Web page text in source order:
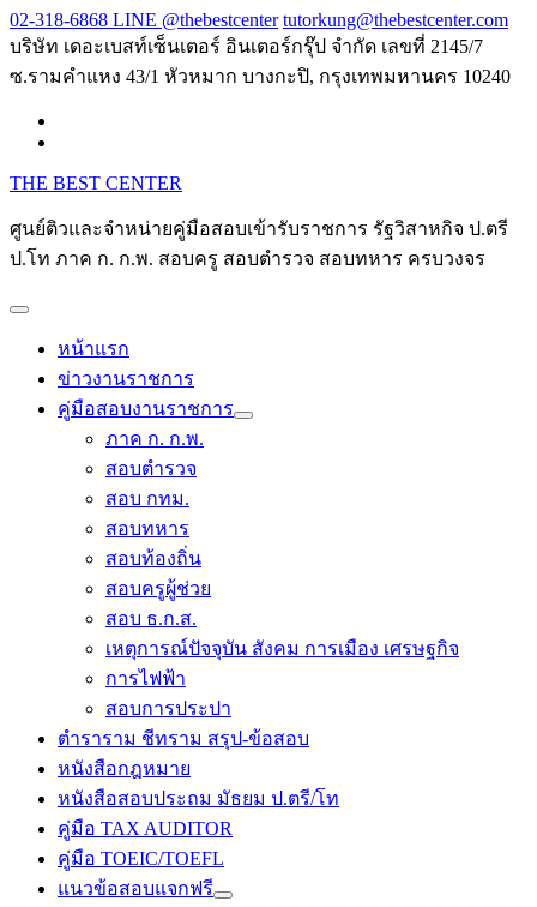
Skip
to
02-318-6868 LINE @thebestcenter tutorkung@thebestcenter.com
บริษัท เดอะเบสท์เซ็นเตอร์ อินเตอร์กรุ๊ป จำกัด เลขที่ 2145/7
ซ.รามคำแหง 43/1 หัวหมาก บางกะปิ, กรุงเทพมหานคร 10240
THE BEST CENTER
ศูนย์ติวและจำหน่ายคู่มือสอบเข้ารับราชการ รัฐวิสาหกิจ ป.ตรี
ป.โท ภาค ก. ก.พ. สอบครู สอบตำรวจ สอบทหาร ครบวงจร
หน้าแรก
ข่าวงานราชการ
คู่มือสอบงานราชการ
ภาค ก. ก.พ.
สอบตำรวจ
สอบ กทม.
สอบทหาร
สอบท้องถิ่น
สอบครูผู้ช่วย
สอบ ธ.ก.ส.
เหตุการณ์ปัจจุบัน สังคม การเมือง เศรษฐกิจ
การไฟฟ้า
สอบการประปา
ตำราราม ชีทราม สรุป-ข้อสอบ
หนังสือกฎหมาย
หนังสือสอบประถม มัธยม ป.ตรี/โท
คู่มือ TAX AUDITOR
คู่มือ TOEIC/TOEFL
แนวข้อสอบแจกฟรี